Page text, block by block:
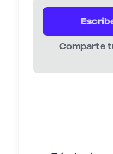
Comparte